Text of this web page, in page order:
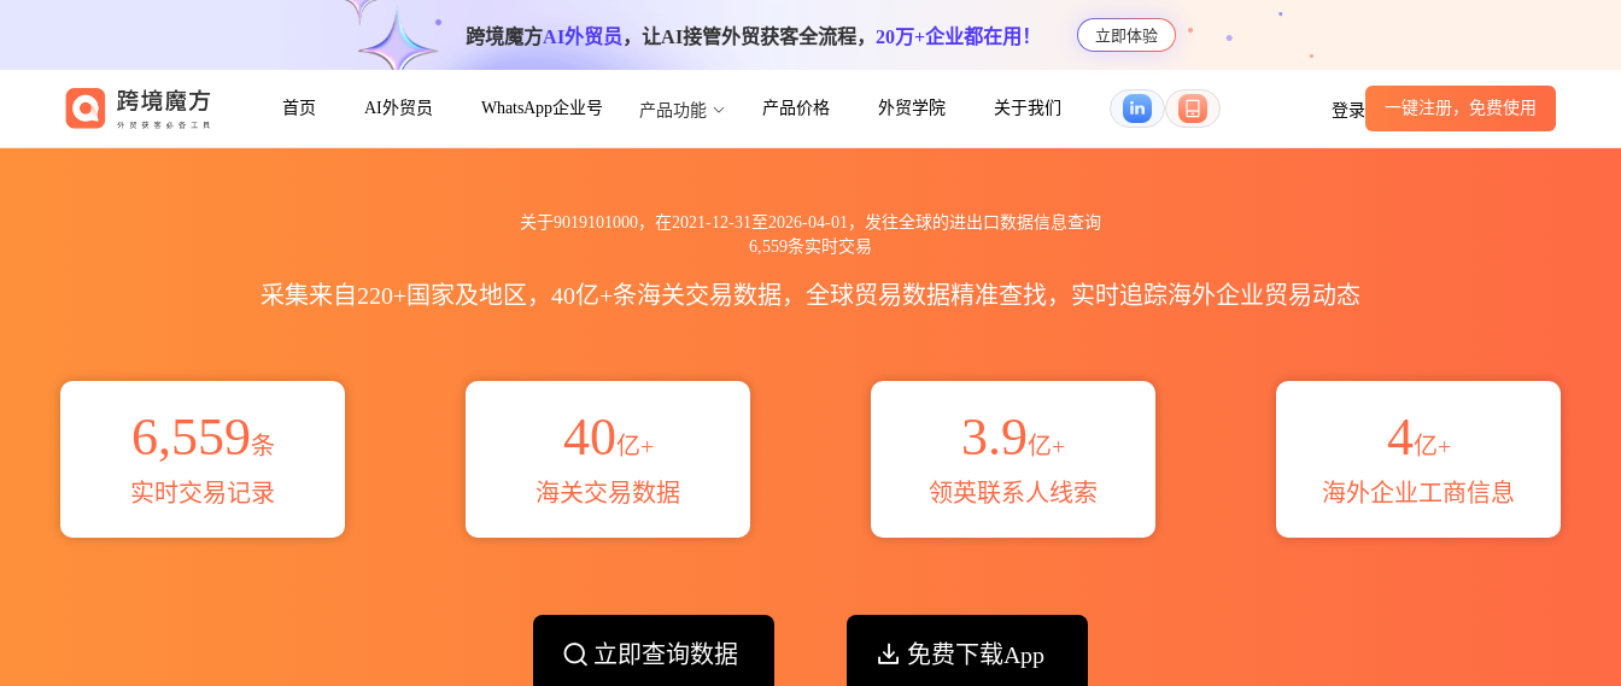
跨境魔方AI外贸员，让AI接管外贸获客全流程， 20万+企业都在用！ 立即体验
首页 AI外贸员 WhatsApp企业号 产品功能 产品价格 外贸学院 关于我们 登录 一键注册，免费使用
关于9019101000，在2021-12-31至2026-04-01，发往全球的进出口数据信息查询
6,559条实时交易
采集来自220+国家及地区，40亿+条海关交易数据，全球贸易数据精准查找，实时追踪海外企业贸易动态
6,559条
实时交易记录
40亿+
海关交易数据
3.9亿+
领英联系人线索
4亿+
海外企业工商信息
立即查询数据 免费下载App